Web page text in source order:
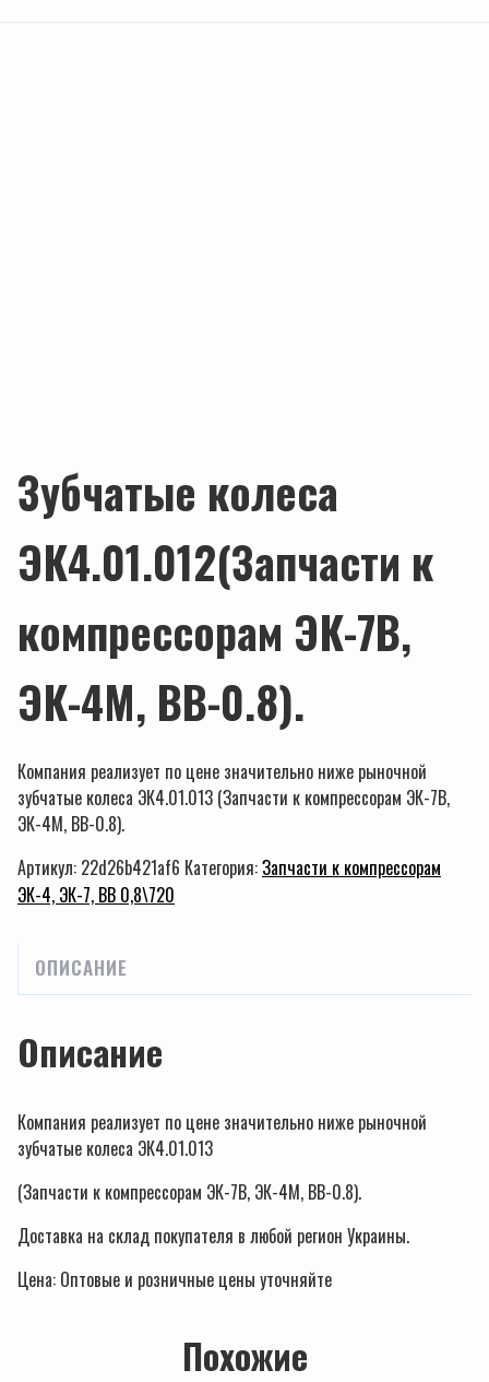
Зубчатые колеса
ЭК4.01.012(Запчасти к
компрессорам ЭК-7В,
ЭК-4М, ВВ-0.8).
Компания реализует по цене значительно ниже рыночной
зубчатые колеса ЭК4.01.013 (Запчасти к компрессорам ЭК-7В,
ЭК-4М, ВВ-0.8).
Артикул: 22d26b421af6 Категория:Запчасти к компрессорам
ЭК-4, ЭК-7, ВВ 0,8\720
ОПИСАНИЕ
Описание
Компания реализует по цене значительно ниже рыночной
зубчатые колеса ЭК4.01.013
(Запчасти к компрессорам ЭК-7В, ЭК-4М, ВВ-0.8).
Доставка на склад покупателя в любой регион Украины.
Цена: Оптовые и розничные цены уточняйте
Похожие